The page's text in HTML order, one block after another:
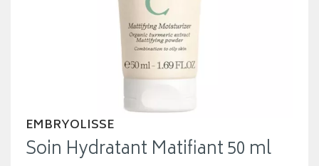
EMBRYOLISSE
Soin Hydratant Matifiant 50 ml